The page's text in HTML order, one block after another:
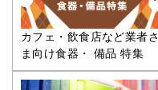
カフェ・飲食店など業者さ
ま向け食器・ 備品 特集